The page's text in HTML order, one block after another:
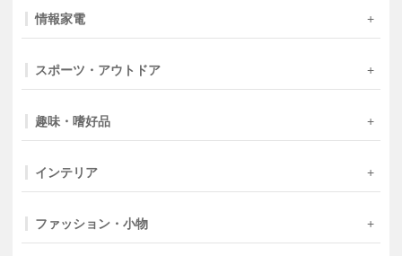
情報家電
スポーツ・アウトドア
趣味・嗜好品
インテリア
ファッション・小物